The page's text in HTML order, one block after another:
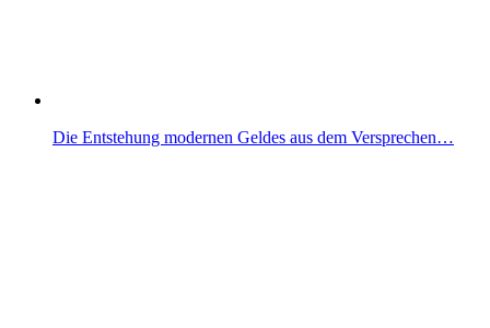
Die Entstehung modernen Geldes aus dem Versprechen…